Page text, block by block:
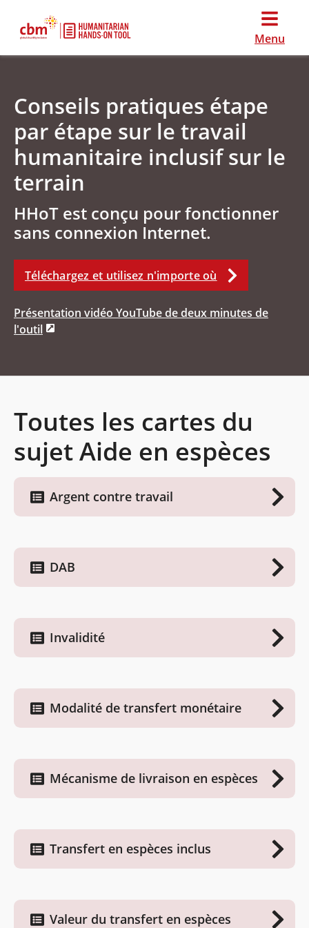
Menu
Conseils pratiques étape
par étape sur le travail
humanitaire inclusif sur le
terrain
HHoT est conçu pour fonctionner
sans connexion Internet.
Téléchargez et utilisez n'importe où
Présentation vidéo YouTube de deux minutes de
l'outil
Toutes les cartes du
sujet Aide en espèces
Argent contre travail
DAB
Invalidité
Modalité de transfert monétaire
Mécanisme de livraison en espèces
Transfert en espèces inclus
Valeur du transfert en espèces